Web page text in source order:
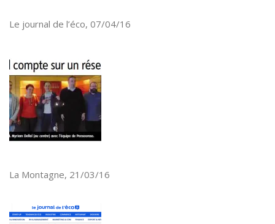
Le journal de l’éco, 07/04/16
La Montagne, 21/03/16